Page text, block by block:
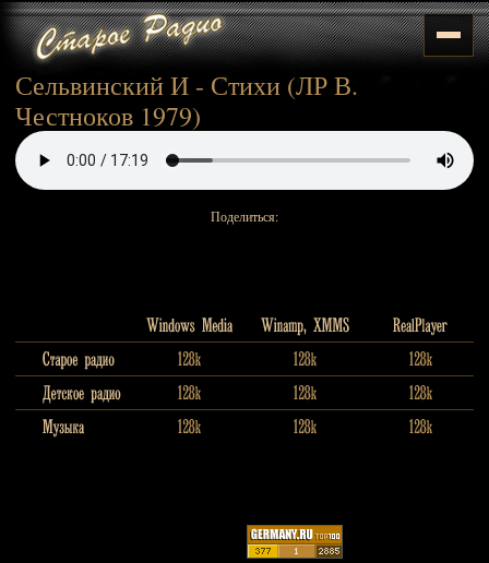
Сельвинский И - Стихи (ЛР В.
Честноков 1979)
Поделиться: